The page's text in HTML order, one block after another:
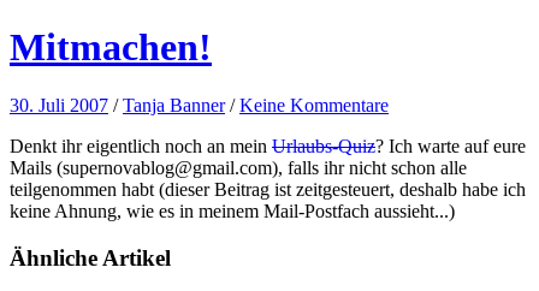
Mitmachen!
30. Juli 2007 /Tanja Banner /Keine Kommentare
Denkt ihr eigentlich noch an mein Urlaubs-Quiz? Ich warte auf eure
Mails (supernovablog@gmail.com), falls ihr nicht schon alle
teilgenommen habt (dieser Beitrag ist zeitgesteuert, deshalb habe ich
keine Ahnung, wie es in meinem Mail-Postfach aussieht...)
Ähnliche Artikel